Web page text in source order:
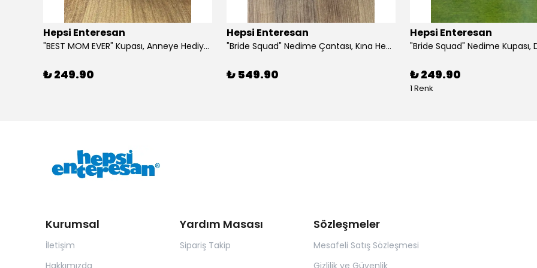
Hepsi Enteresan
"BEST MOM EVER" Kupası, Anneye Hediye, Anneler Günü, Porselen T Kupa
₺ 249.90
Hepsi Enteresan
"Bride Squad" Nedime Çantası, Kına Hediyesi, Düğün Hediyesi (5 adet)
₺ 549.90
Hepsi Enteresan
₺ 249.90
1 Renk
Kurumsal
İletişim
Yardım Masası
Sipariş Takip
Sözleşmeler
Mesafeli Satış Sözleşmesi